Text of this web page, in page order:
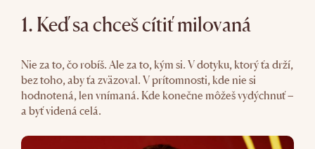
1. Keď sa chceš cítiť milovaná
Nie za to, čo robíš. Ale za to, kým si. V dotyku, ktorý ťa drží,
bez toho, aby ťa zväzoval. V prítomnosti, kde nie si
hodnotená, len vnímaná. Kde konečne môžeš vydýchnuť –
a byť videná celá.